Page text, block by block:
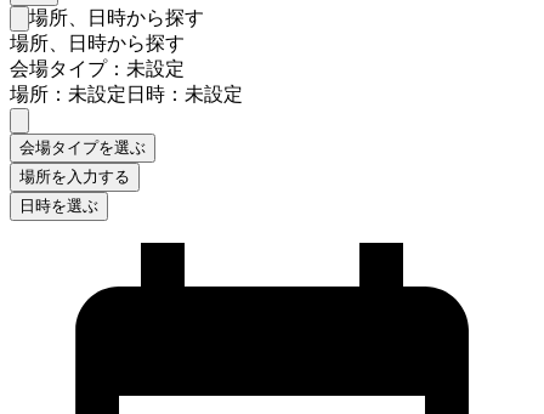
検索フォームを閉じる
場所、日時から探す
場所、日時から探す
会場タイプ：未設定
場所：未設定日時：未設定
会場タイプを選ぶ
場所を入力する
日時を選ぶ